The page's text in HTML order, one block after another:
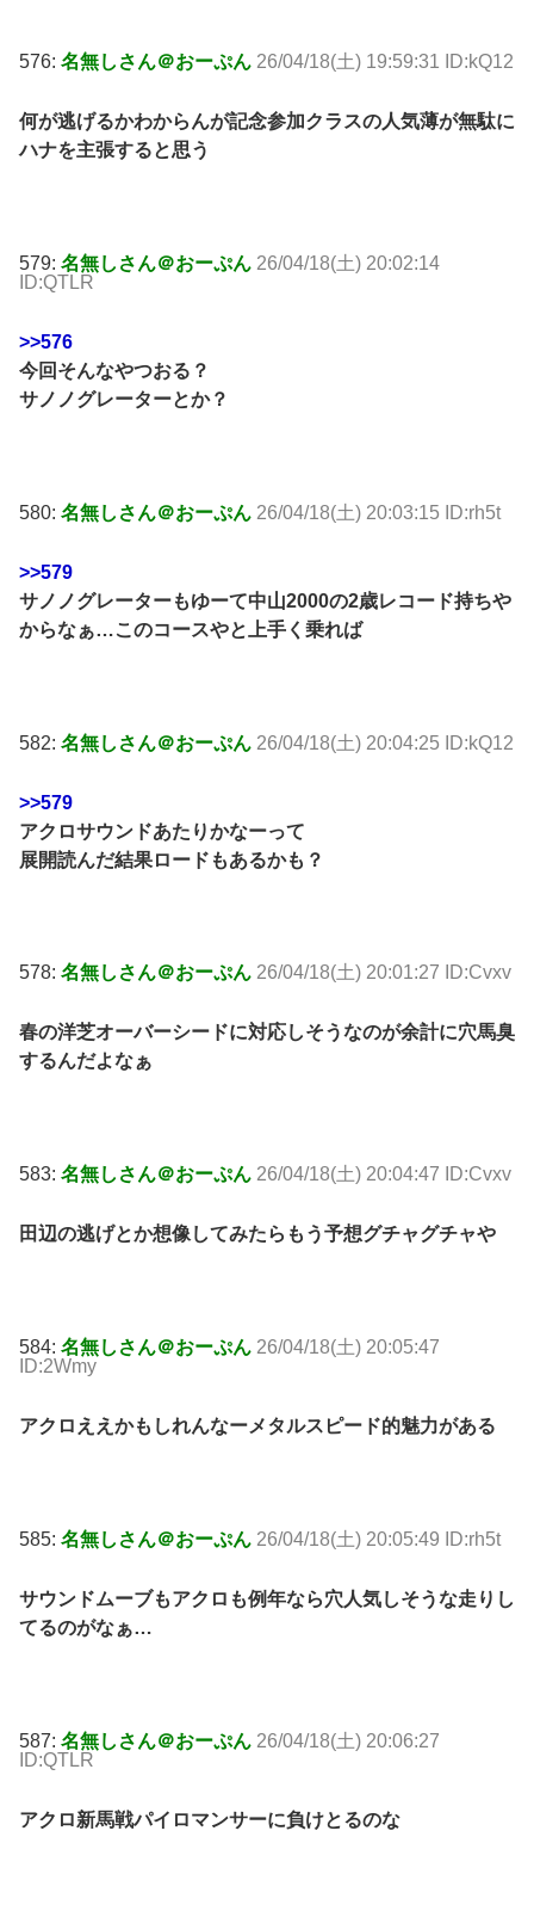
576: 名無しさん＠おーぷん 26/04/18(土) 19:59:31 ID:kQ12
何が逃げるかわからんが記念参加クラスの人気薄が無駄に
ハナを主張すると思う
579: 名無しさん＠おーぷん 26/04/18(土) 20:02:14
ID:QTLR
>>576
今回そんなやつおる？
サノノグレーターとか？
580: 名無しさん＠おーぷん 26/04/18(土) 20:03:15 ID:rh5t
>>579
サノノグレーターもゆーて中山2000の2歳レコード持ちや
からなぁ…このコースやと上手く乗れば
582: 名無しさん＠おーぷん 26/04/18(土) 20:04:25 ID:kQ12
>>579
アクロサウンドあたりかなーって
展開読んだ結果ロードもあるかも？
578: 名無しさん＠おーぷん 26/04/18(土) 20:01:27 ID:Cvxv
春の洋芝オーバーシードに対応しそうなのが余計に穴馬臭
するんだよなぁ
583: 名無しさん＠おーぷん 26/04/18(土) 20:04:47 ID:Cvxv
田辺の逃げとか想像してみたらもう予想グチャグチャや
584: 名無しさん＠おーぷん 26/04/18(土) 20:05:47
ID:2Wmy
アクロええかもしれんなーメタルスピード的魅力がある
585: 名無しさん＠おーぷん 26/04/18(土) 20:05:49 ID:rh5t
サウンドムーブもアクロも例年なら穴人気しそうな走りし
てるのがなぁ…
587: 名無しさん＠おーぷん 26/04/18(土) 20:06:27
ID:QTLR
アクロ新馬戦パイロマンサーに負けとるのな